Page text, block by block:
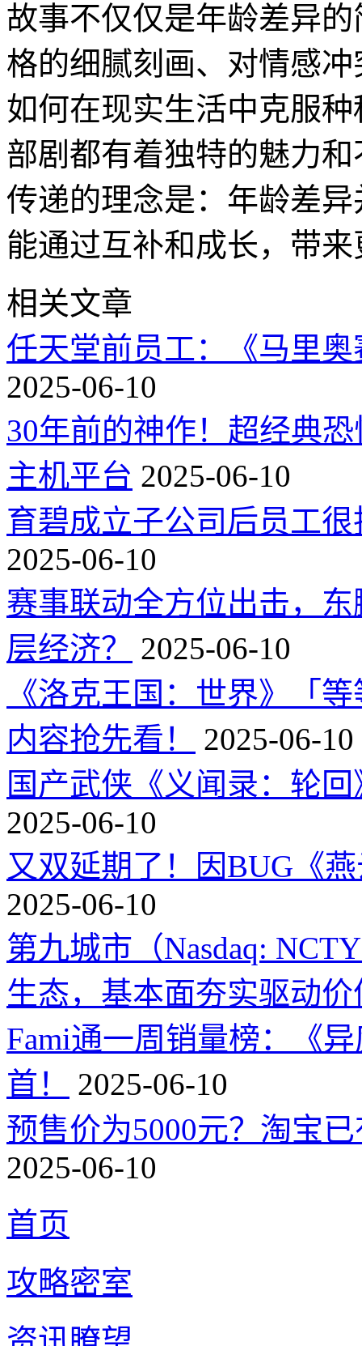
故事不仅仅是年龄差异
格的细腻刻画、对情感
如何在现实生活中克服
部剧都有着独特的魅力
传递的理念是：年龄差
能通过互补和成长，带
相关文章
任天堂前员工：《马里
2025-06-10
30年前的神作！超经典
主机平台 2025-06-10
育碧成立子公司后员工
2025-06-10
赛事联动全方位出击，
层经济？
2025-06-10
《洛克王国：世界》「
内容抢先看！
2025-06-10
国产武侠《义闻录：轮
2025-06-10
又双延期了！因BUG《
2025-06-10
第九城市（Nasdaq:
生态，基本面夯实驱动价
Fami通一周销量榜：《
首！
2025-06-10
预售价为5000元？淘宝
2025-06-10
首页
攻略密室